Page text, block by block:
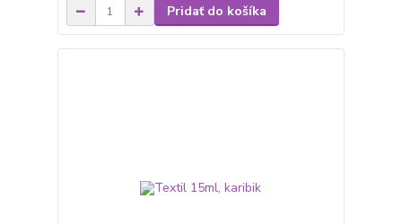
Pridať do košíka